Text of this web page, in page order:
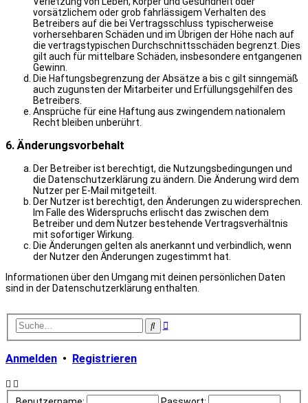
vorsätzlichem oder grob fahrlässigem Verhalten des
Betreibers auf die bei Vertragsschluss typischerweise
vorhersehbaren Schäden und im Übrigen der Höhe nach auf
die vertragstypischen Durchschnittsschäden begrenzt. Dies
gilt auch für mittelbare Schäden, insbesondere entgangenen
Gewinn.
Die Haftungsbegrenzung der Absätze a bis c gilt sinngemäß
auch zugunsten der Mitarbeiter und Erfüllungsgehilfen des
Betreibers.
Ansprüche für eine Haftung aus zwingendem nationalem
Recht bleiben unberührt.
6. Änderungsvorbehalt
Der Betreiber ist berechtigt, die Nutzungsbedingungen und
die Datenschutzerklärung zu ändern. Die Änderung wird dem
Nutzer per E-Mail mitgeteilt.
Der Nutzer ist berechtigt, den Änderungen zu widersprechen.
Im Falle des Widerspruchs erlischt das zwischen dem
Betreiber und dem Nutzer bestehende Vertragsverhältnis
mit sofortiger Wirkung.
Die Änderungen gelten als anerkannt und verbindlich, wenn
der Nutzer den Änderungen zugestimmt hat.
Informationen über den Umgang mit deinen persönlichen Daten
sind in der Datenschutzerklärung enthalten.
SucheErweiterte
Anmelden • Registrieren